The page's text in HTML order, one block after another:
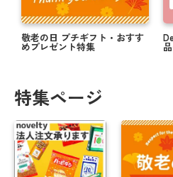
敬老の日 プチギフト・おすす
めプレゼント特集
特集ページ